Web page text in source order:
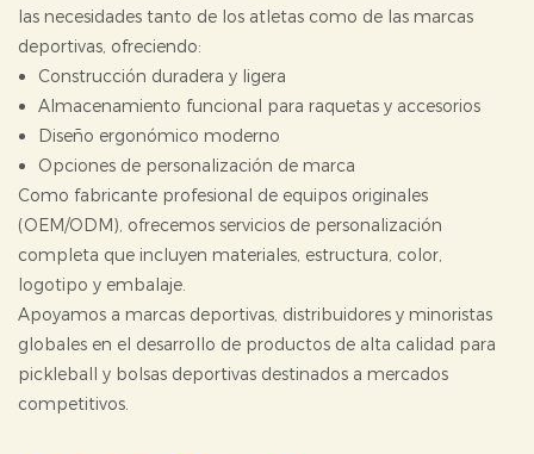
las necesidades tanto de los atletas como de las marcas
deportivas, ofreciendo:
Construcción duradera y ligera
Almacenamiento funcional para raquetas y accesorios
Diseño ergonómico moderno
Opciones de personalización de marca
Como fabricante profesional de equipos originales
(OEM/ODM), ofrecemos servicios de personalización
completa que incluyen materiales, estructura, color,
logotipo y embalaje.
Apoyamos a marcas deportivas, distribuidores y minoristas
globales en el desarrollo de productos de alta calidad para
pickleball y bolsas deportivas destinados a mercados
competitivos.